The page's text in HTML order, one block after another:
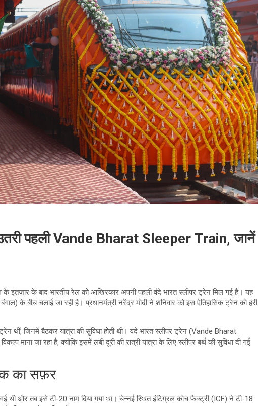
पहली Vande Bharat Sleeper Train, जानें
इंतज़ार के बाद भारतीय रेल को आखिरकार अपनी पहली वंदे भारत स्लीपर ट्रेन मिल गई है। यह
के बीच चलाई जा रही है। प्रधानमंत्री नरेंद्र मोदी ने शनिवार को इस ऐतिहासिक ट्रेन को हरी
जिनमें बैठकर यात्रा की सुविधा होती थी। वंदे भारत स्लीपर ट्रेन (Vande Bharat
माना जा रहा है, क्योंकि इसमें लंबी दूरी की रात्री यात्रा के लिए स्लीपर बर्थ की सुविधा दी गई
का सफ़र
थी और तब इसे टी-20 नाम दिया गया था। चेन्नई स्थित इंटिग्रल कोच फैक्ट्री (ICF) ने टी-18